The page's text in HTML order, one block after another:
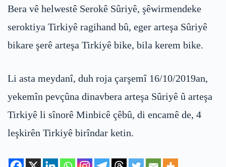
Bera vê helwestê Serokê Sûriyê, şêwirmendeke
seroktiya Tirkiyê ragihand bû, eger arteşa Sûriyê
bikare şerê arteşa Tirkiyê bike, bila kerem bike.
Li asta meydanî, duh roja çarşemî 16/10/2019an,
yekemîn pevçûna dinavbera arteşa Sûriyê û arteşa
Tirkiyê li sînorê Minbicê çêbû, di encamê de, 4
leşkirên Tirkiyê birîndar ketin.